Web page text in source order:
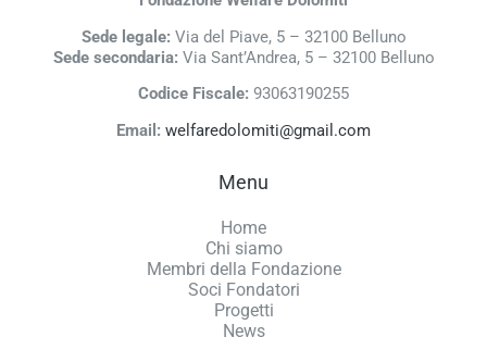
Sede legale: Via del Piave, 5 – 32100 Belluno
Sede secondaria: Via Sant’Andrea, 5 – 32100 Belluno
Codice Fiscale: 93063190255
Email: welfaredolomiti@gmail.com
Menu
Home
Chi siamo
Membri della Fondazione
Soci Fondatori
Progetti
News